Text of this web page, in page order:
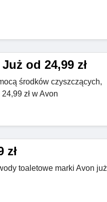
od 24,99 zł
środków czyszczących,
zł w Avon
zł
toaletowe marki Avon już